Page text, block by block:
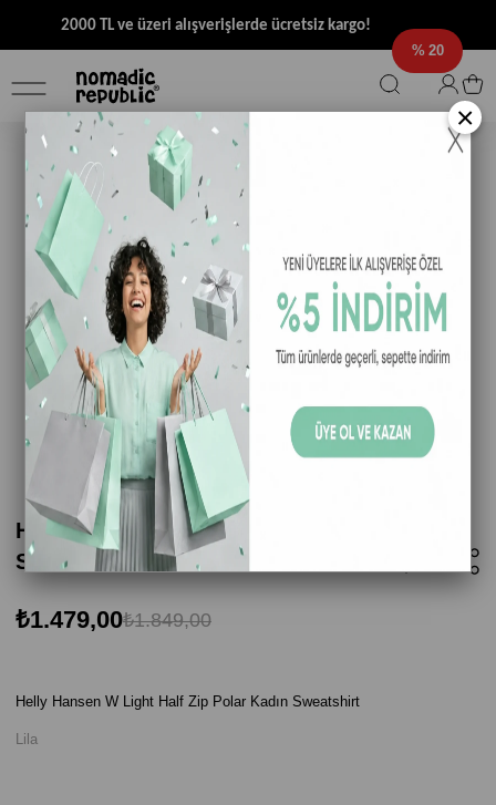
2000 TL ve üzeri alışverişlerde ücretsiz kargo!
20
Helly Hansen W Light Half Zip Polar Kadın
Sweatshirt - Lila
₺1.849,00
₺1.479,00
Helly Hansen W Light Half Zip Polar Kadın Sweatshirt
Lila
×